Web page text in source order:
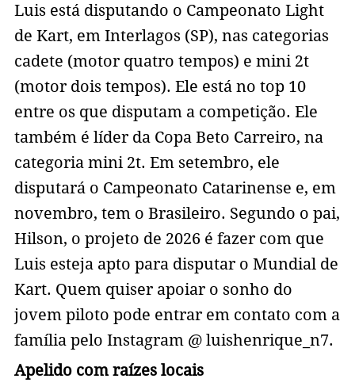
Luis está disputando o Campeonato Light
de Kart, em Interlagos (SP), nas categorias
cadete (motor quatro tempos) e mini 2t
(motor dois tempos). Ele está no top 10
entre os que disputam a competição. Ele
também é líder da Copa Beto Carreiro, na
categoria mini 2t. Em setembro, ele
disputará o Campeonato Catarinense e, em
novembro, tem o Brasileiro. Segundo o pai,
Hilson, o projeto de 2026 é fazer com que
Luis esteja apto para disputar o Mundial de
Kart. Quem quiser apoiar o sonho do
jovem piloto pode entrar em contato com a
família pelo Instagram @ luishenrique_n7.
Apelido com raízes locais